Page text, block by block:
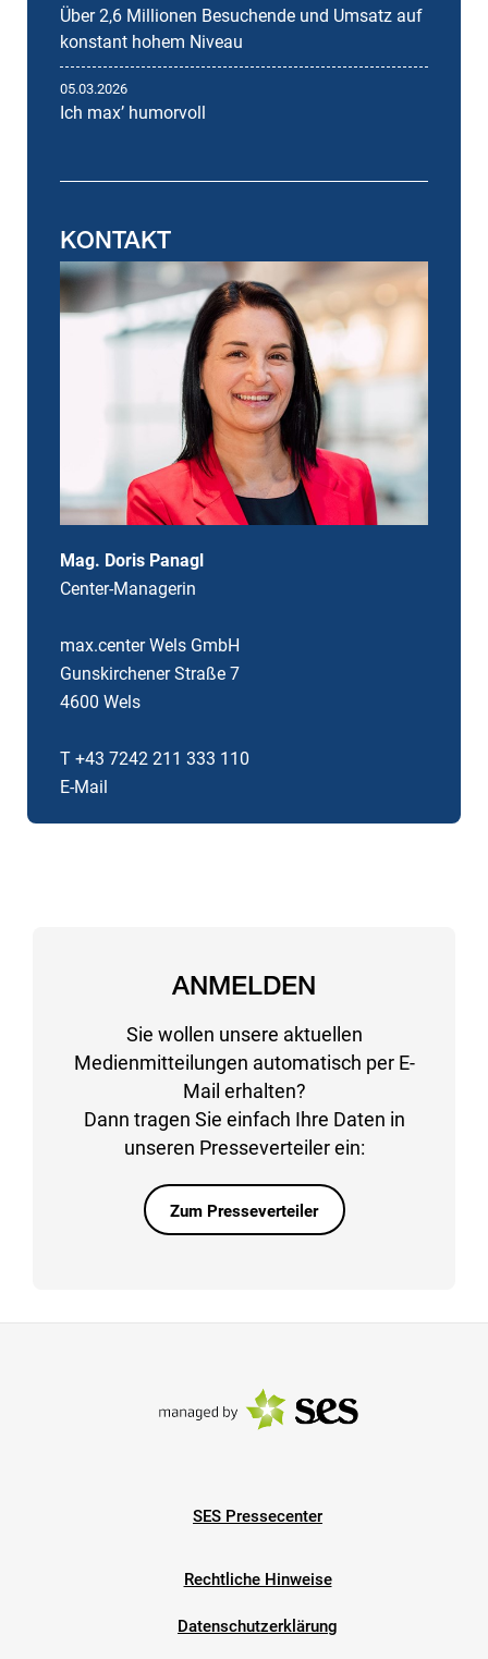
Über 2,6 Millionen Besuchende und Umsatz auf
konstant hohem Niveau
05.03.2026
Ich maxʼ humorvoll
KONTAKT
Mag. Doris Panagl
Center-Managerin
max.center Wels GmbH
Gunskirchener Straße 7
4600 Wels
T +43 7242 211 333 110
E-Mail
ANMELDEN
Sie wollen unsere aktuellen
Medienmitteilungen automatisch per E-
Mail erhalten?
Dann tragen Sie einfach Ihre Daten in
unseren Presseverteiler ein:
Zum Presseverteiler
SES Pressecenter
Rechtliche Hinweise
Datenschutzerklärung